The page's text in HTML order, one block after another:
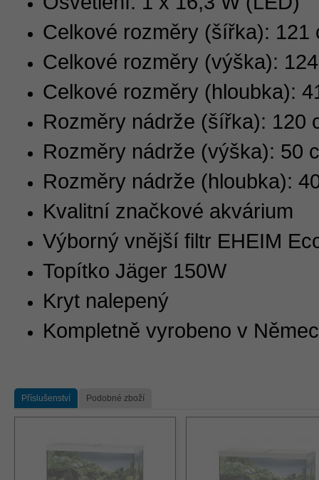
Celkové rozměry (šířka): 121
Celkové rozměry (výška):
Celkové rozměry (hloubka):
Rozměry nádrže (šířka): 120
Rozměry nádrže (výška): 50
Rozměry nádrže (hloubka):
Kvalitní značkové akvárium
Výborný vnější filtr EHEIM
Topítko Jäger 150W
Kryt nalepený
Kompletně vyrobeno v
Příslušenství Podobné zboží